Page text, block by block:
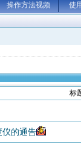
操作方法视频 使
标
的通告